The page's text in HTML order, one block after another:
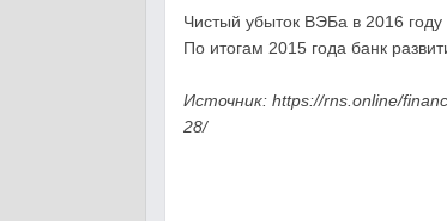
Чистый убыток ВЭБа в 2016
По итогам 2015 года банк
Источник: https://rns.online/
28/